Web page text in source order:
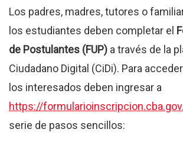
Los padres, madres, tutores o
los estudiantes deben completar el
de Postulantes (FUP) a través de la
Ciudadano Digital (CiDi). Para
los interesados deben ingresar a
https://
serie de pasos sencillos: